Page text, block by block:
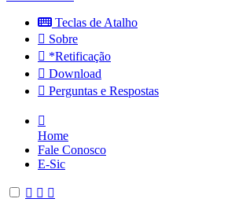
Teclas de Atalho
Sobre
*Retificação
Download
Perguntas e Respostas
Home
Fale Conosco
E-Sic